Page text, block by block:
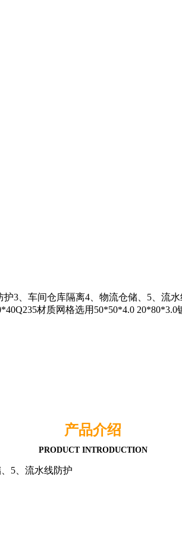
、车间仓库隔离4、物流仓储、5、流水
材质网格选用50*50*4.0
产品介绍
PRODUCT INTRODUCTION
5、流水线防护